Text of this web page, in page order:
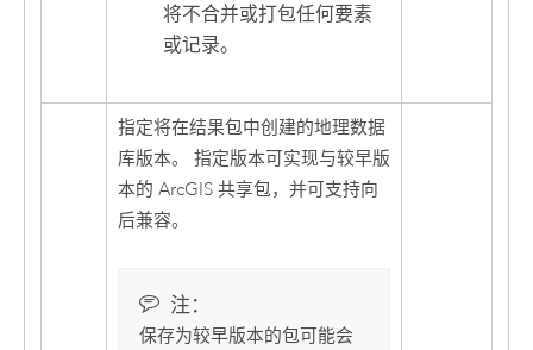
将不合并或打包任何要素
或记录。
指定将在结果包中创建的地理数据
库版本。 指定版本可实现与较早版
本的 ArcGIS 共享包，并可支持向
后兼容。
注：
保存为较早版本的包可能会